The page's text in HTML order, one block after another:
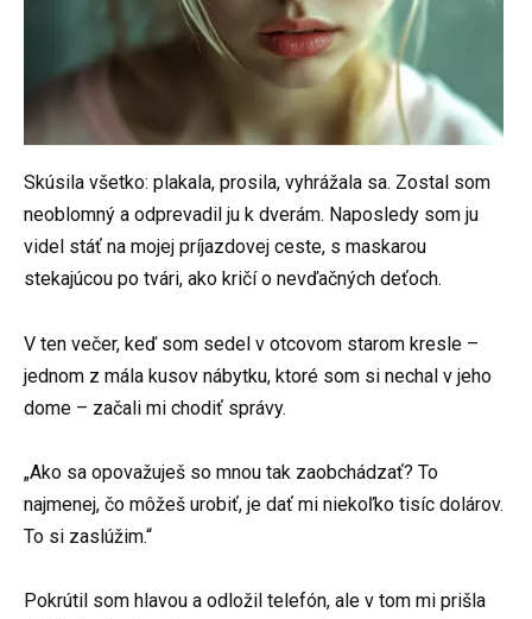
Skúsila všetko: plakala, prosila, vyhrážala sa. Zostal som
neoblomný a odprevadil ju k dverám. Naposledy som ju
videl stáť na mojej príjazdovej ceste, s maskarou
stekajúcou po tvári, ako kričí o nevďačných deťoch.
V ten večer, keď som sedel v otcovom starom kresle –
jednom z mála kusov nábytku, ktoré som si nechal v jeho
dome – začali mi chodiť správy.
„Ako sa opovažuješ so mnou tak zaobchádzať? To
najmenej, čo môžeš urobiť, je dať mi niekoľko tisíc dolárov.
To si zaslúžim.“
Pokrútil som hlavou a odložil telefón, ale v tom mi prišla